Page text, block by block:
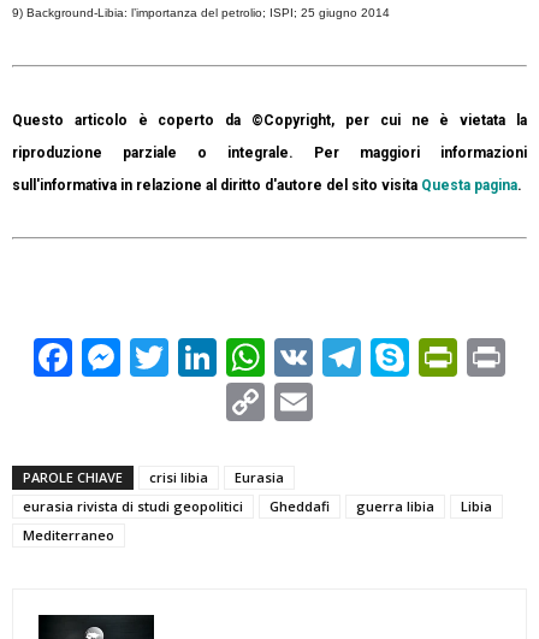
9) Background-Libia: l’importanza del petrolio; ISPI; 25 giugno 2014
Questo articolo è coperto da ©Copyright, per cui ne è vietata la
riproduzione parziale o integrale. Per maggiori informazioni
sull'informativa in relazione al diritto d'autore del sito visita Questa pagina.
Facebook
Messenger
TwitterLinkedIn
WhatsApp
VK Telegram
Skype
Copy
PAROLE CHIAVE crisi libia
Eurasia
eurasia rivista di studi geopolitici
Gheddafi guerra libia
Libia
Mediterraneo